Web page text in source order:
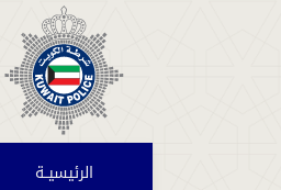
الرئيسيــة